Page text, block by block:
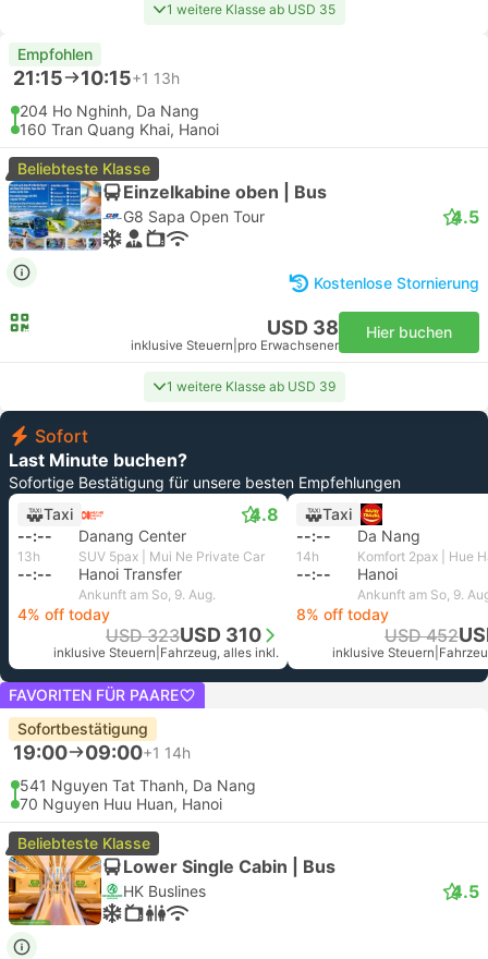
1 weitere Klasse ab USD 35
Empfohlen
21:15 10:15+1 13h
204 Ho Nghinh, Da Nang
160 Tran Quang Khai, Hanoi
Beliebteste Klasse
Einzelkabine oben | Bus
G8 Sapa Open Tour 4.5
Kostenlose Stornierung
USD 38
inklusive Steuern pro Erwachsener
Hier buchen
1 weitere Klasse ab USD 39
Sofort
Last Minute buchen?
Sofortige Bestätigung für unsere besten Empfehlungen
Taxi
4.8
--:-- Danang Center
13h SUV 5pax | Mui Ne Private Car
--:-- Hanoi Transfer
Ankunft am So, 9. Aug.
4% off today
USD 323USD 310
inklusive Steuern Fahrzeug, alles inkl.
Taxi
--:--
Da Nang
14h
--:-- Hanoi
Ankunft am So, 9.
8% off today
USD 452
inklusive Steuern
FAVORITEN FÜR PAARE
Sofortbestätigung
19:00 09:00+1 14h
541 Nguyen Tat Thanh, Da Nang
70 Nguyen Huu Huan, Hanoi
Beliebteste Klasse
Lower Single Cabin | Bus
HK Buslines 4.5